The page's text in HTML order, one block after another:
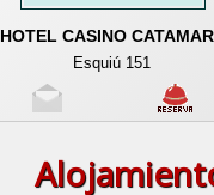
HOTEL CASINO
Esquiú 151